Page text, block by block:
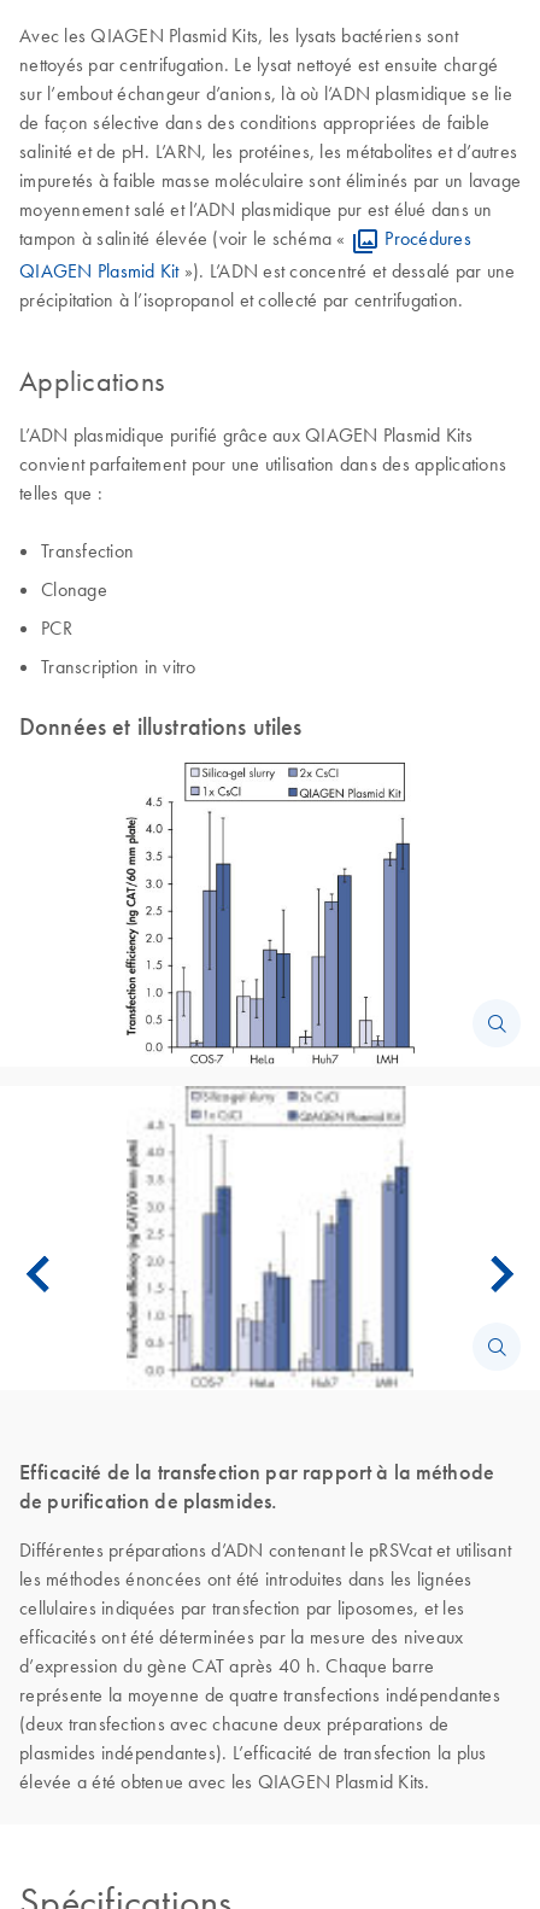
Avec les QIAGEN Plasmid Kits, les lysats bactériens sont
nettoyés par centrifugation. Le lysat nettoyé est ensuite chargé
sur l’embout échangeur d’anions, là où l’ADN plasmidique se lie
de façon sélective dans des conditions appropriées de faible
salinité et de pH. L’ARN, les protéines, les métabolites et d’autres
impuretés à faible masse moléculaire sont éliminés par un lavage
moyennement salé et l’ADN plasmidique pur est élué dans un
tampon à salinité élevée (voir le schéma «
Procédures
QIAGEN Plasmid Kit»). L’ADN est concentré et dessalé par une
précipitation à l’isopropanol et collecté par centrifugation.
Applications
L’ADN plasmidique purifié grâce aux QIAGEN Plasmid Kits
convient parfaitement pour une utilisation dans des applications
telles que :
Transfection
Clonage
PCR
Transcription in vitro
Données et illustrations utiles
Efficacité de la transfection par rapport à la méthode
de purification de plasmides.
Différentes préparations d’ADN contenant le pRSVcat et utilisant
les méthodes énoncées ont été introduites dans les lignées
cellulaires indiquées par transfection par liposomes, et les
efficacités ont été déterminées par la mesure des niveaux
d’expression du gène CAT après 40 h. Chaque barre
représente la moyenne de quatre transfections indépendantes
(deux transfections avec chacune deux préparations de
plasmides indépendantes). L’efficacité de transfection la plus
élevée a été obtenue avec les QIAGEN Plasmid Kits.